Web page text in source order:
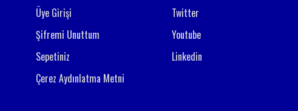
Üye Girişi
Şifremi Unuttum
Sepetiniz
Çerez Aydınlatma Metni
Twitter
Youtube
Linkedin